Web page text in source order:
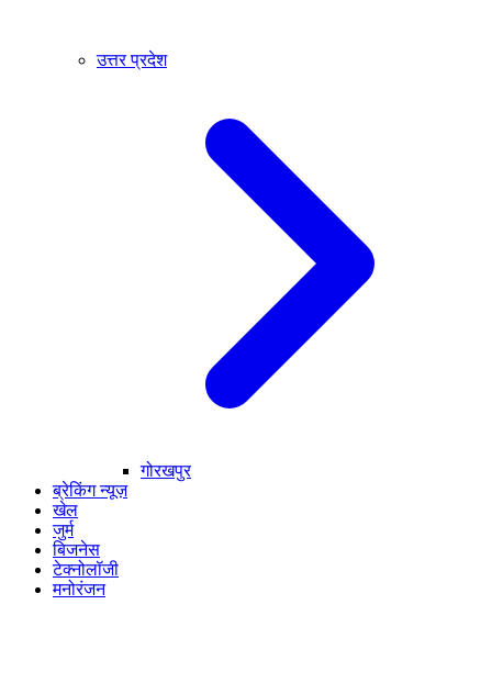
उत्तर प्रदेश
गोरखपुर
ब्रेकिंग न्यूज़
खेल
जुर्म
बिजनेस
टेक्नोलॉजी
मनोरंजन